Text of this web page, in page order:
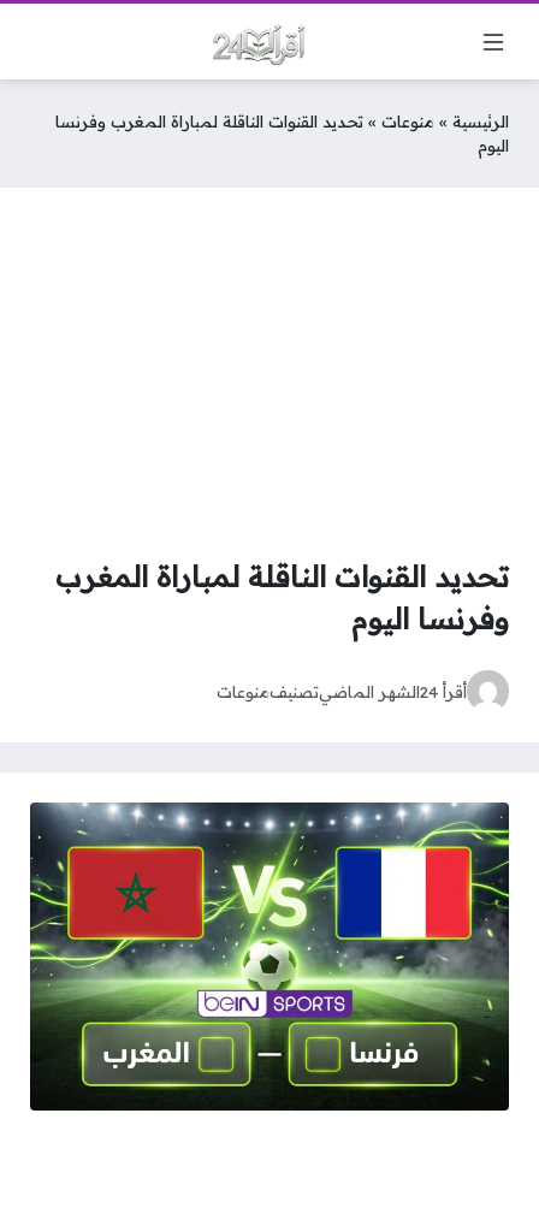
الرئيسية » منوعات » تحديد القنوات الناقلة لمباراة المغرب وفرنسا
اليوم
تحديد القنوات الناقلة لمباراة المغرب
وفرنسا اليوم
أقرأ 24 الشهر الماضيتصنيفمنوعات